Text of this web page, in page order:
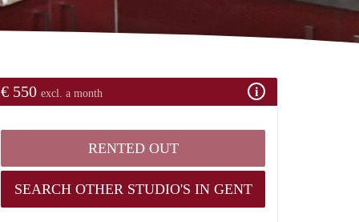
€ 550 excl. a month
RENTED OUT
SEARCH OTHER STUDIO'S IN GENT